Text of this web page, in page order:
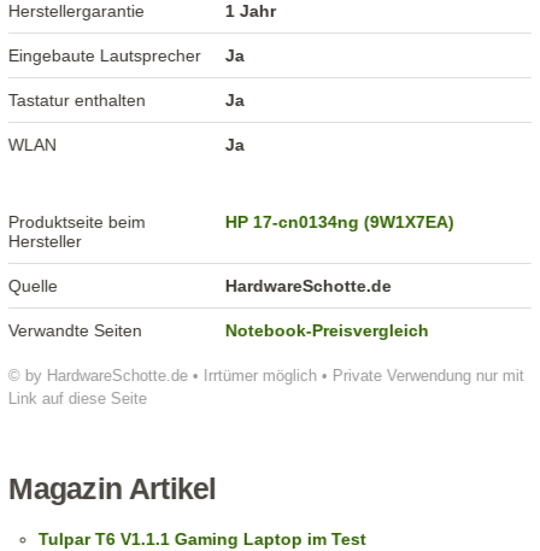
© by HardwareSchotte.de • Irrtümer möglich • Private Verwendung nur mit
Link auf diese Seite
Herstellergarantie 1 Jahr
Eingebaute Lautsprecher Ja
Tastatur enthalten Ja
WLAN Ja
Produktseite beim
Hersteller
HP 17-cn0134ng (9W1X7EA)
Quelle HardwareSchotte.de
Verwandte Seiten Notebook-Preisvergleich
Magazin Artikel
Tulpar T6 V1.1.1 Gaming Laptop im Test